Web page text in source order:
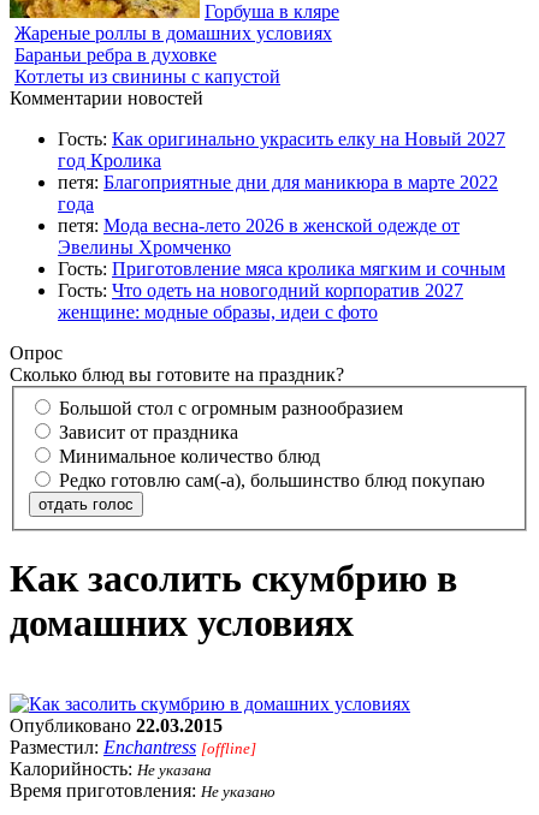
Горбуша в кляре
Жареные роллы в домашних условиях
Бараньи ребра в духовке
Котлеты из свинины с капустой
Комментарии новостей
Гость: Как оригинально украсить елку на Новый 2027
год Кролика
петя: Благоприятные дни для маникюра в марте 2022
года
петя: Мода весна-лето 2026 в женской одежде от
Эвелины Хромченко
Гость: Приготовление мяса кролика мягким и сочным
Гость: Что одеть на новогодний корпоратив 2027
женщине: модные образы, идеи с фото
Опрос
Сколько блюд вы готовите на праздник?
Большой стол с огромным разнообразием
Зависит от праздника
Минимальное количество блюд
Редко готовлю сам(-а), большинство блюд покупаю
отдать голос
Как засолить скумбрию в
домашних условиях
Опубликовано 22.03.2015
Разместил: Enchantress [offline]
Калорийность: Не указана
Время приготовления: Не указано